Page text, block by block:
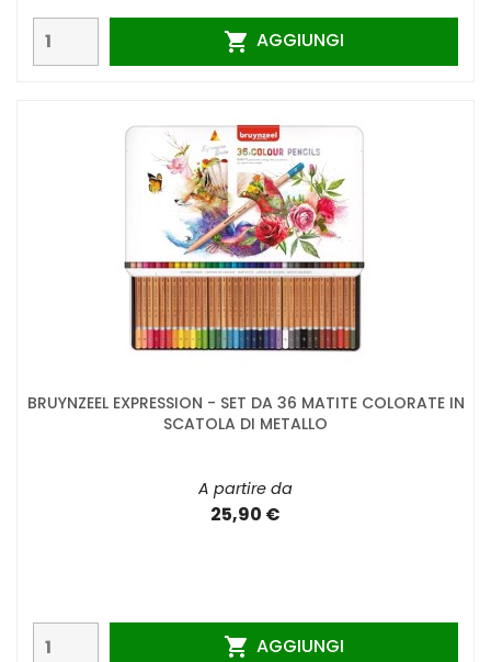
 AGGIUNGI
BRUYNZEEL EXPRESSION - SET DA 36 MATITE COLORATE IN
SCATOLA DI METALLO
A partire da
25,90 €
 AGGIUNGI